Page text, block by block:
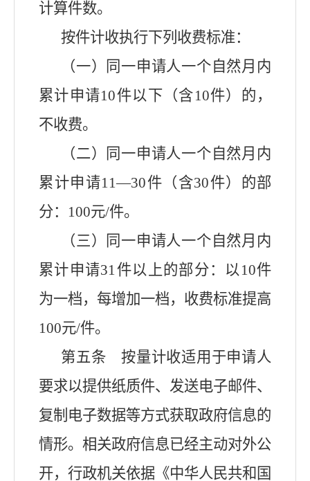
计算件数。
按件计收执行下列收费标准：
（一）同一申请人一个自然月内
累计申请10件以下（含10件）的，
不收费。
（二）同一申请人一个自然月内
累计申请11—30件（含30件）的部
分：100元/件。
（三）同一申请人一个自然月内
累计申请31件以上的部分：以10件
为一档，每增加一档，收费标准提高
100元/件。
第五条 按量计收适用于申请人
要求以提供纸质件、发送电子邮件、
复制电子数据等方式获取政府信息的
情形。相关政府信息已经主动对外公
开，行政机关依据《中华人民共和国